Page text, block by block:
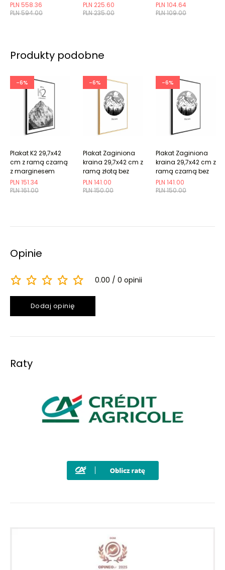
PLN 594.00
PLN 558.36
PLN 235.00
PLN 225.60
PLN 109.00
PLN 104.64
Produkty podobne
-6%
PLN 161.00
PLN 151.34
Plakat K2 29,7x42
cm z ramą czarną
z marginesem
-6%
PLN 150.00
PLN 141.00
Plakat Zaginiona
kraina 29,7x42 cm z
ramą złotą bez
marginesu
-6%
PLN 150.00
PLN 141.00
Plakat Zaginiona
kraina 29,7x42 cm z
ramą czarną bez
marginesu
Opinie
0.00 0 opinii
Dodaj opinię
Raty